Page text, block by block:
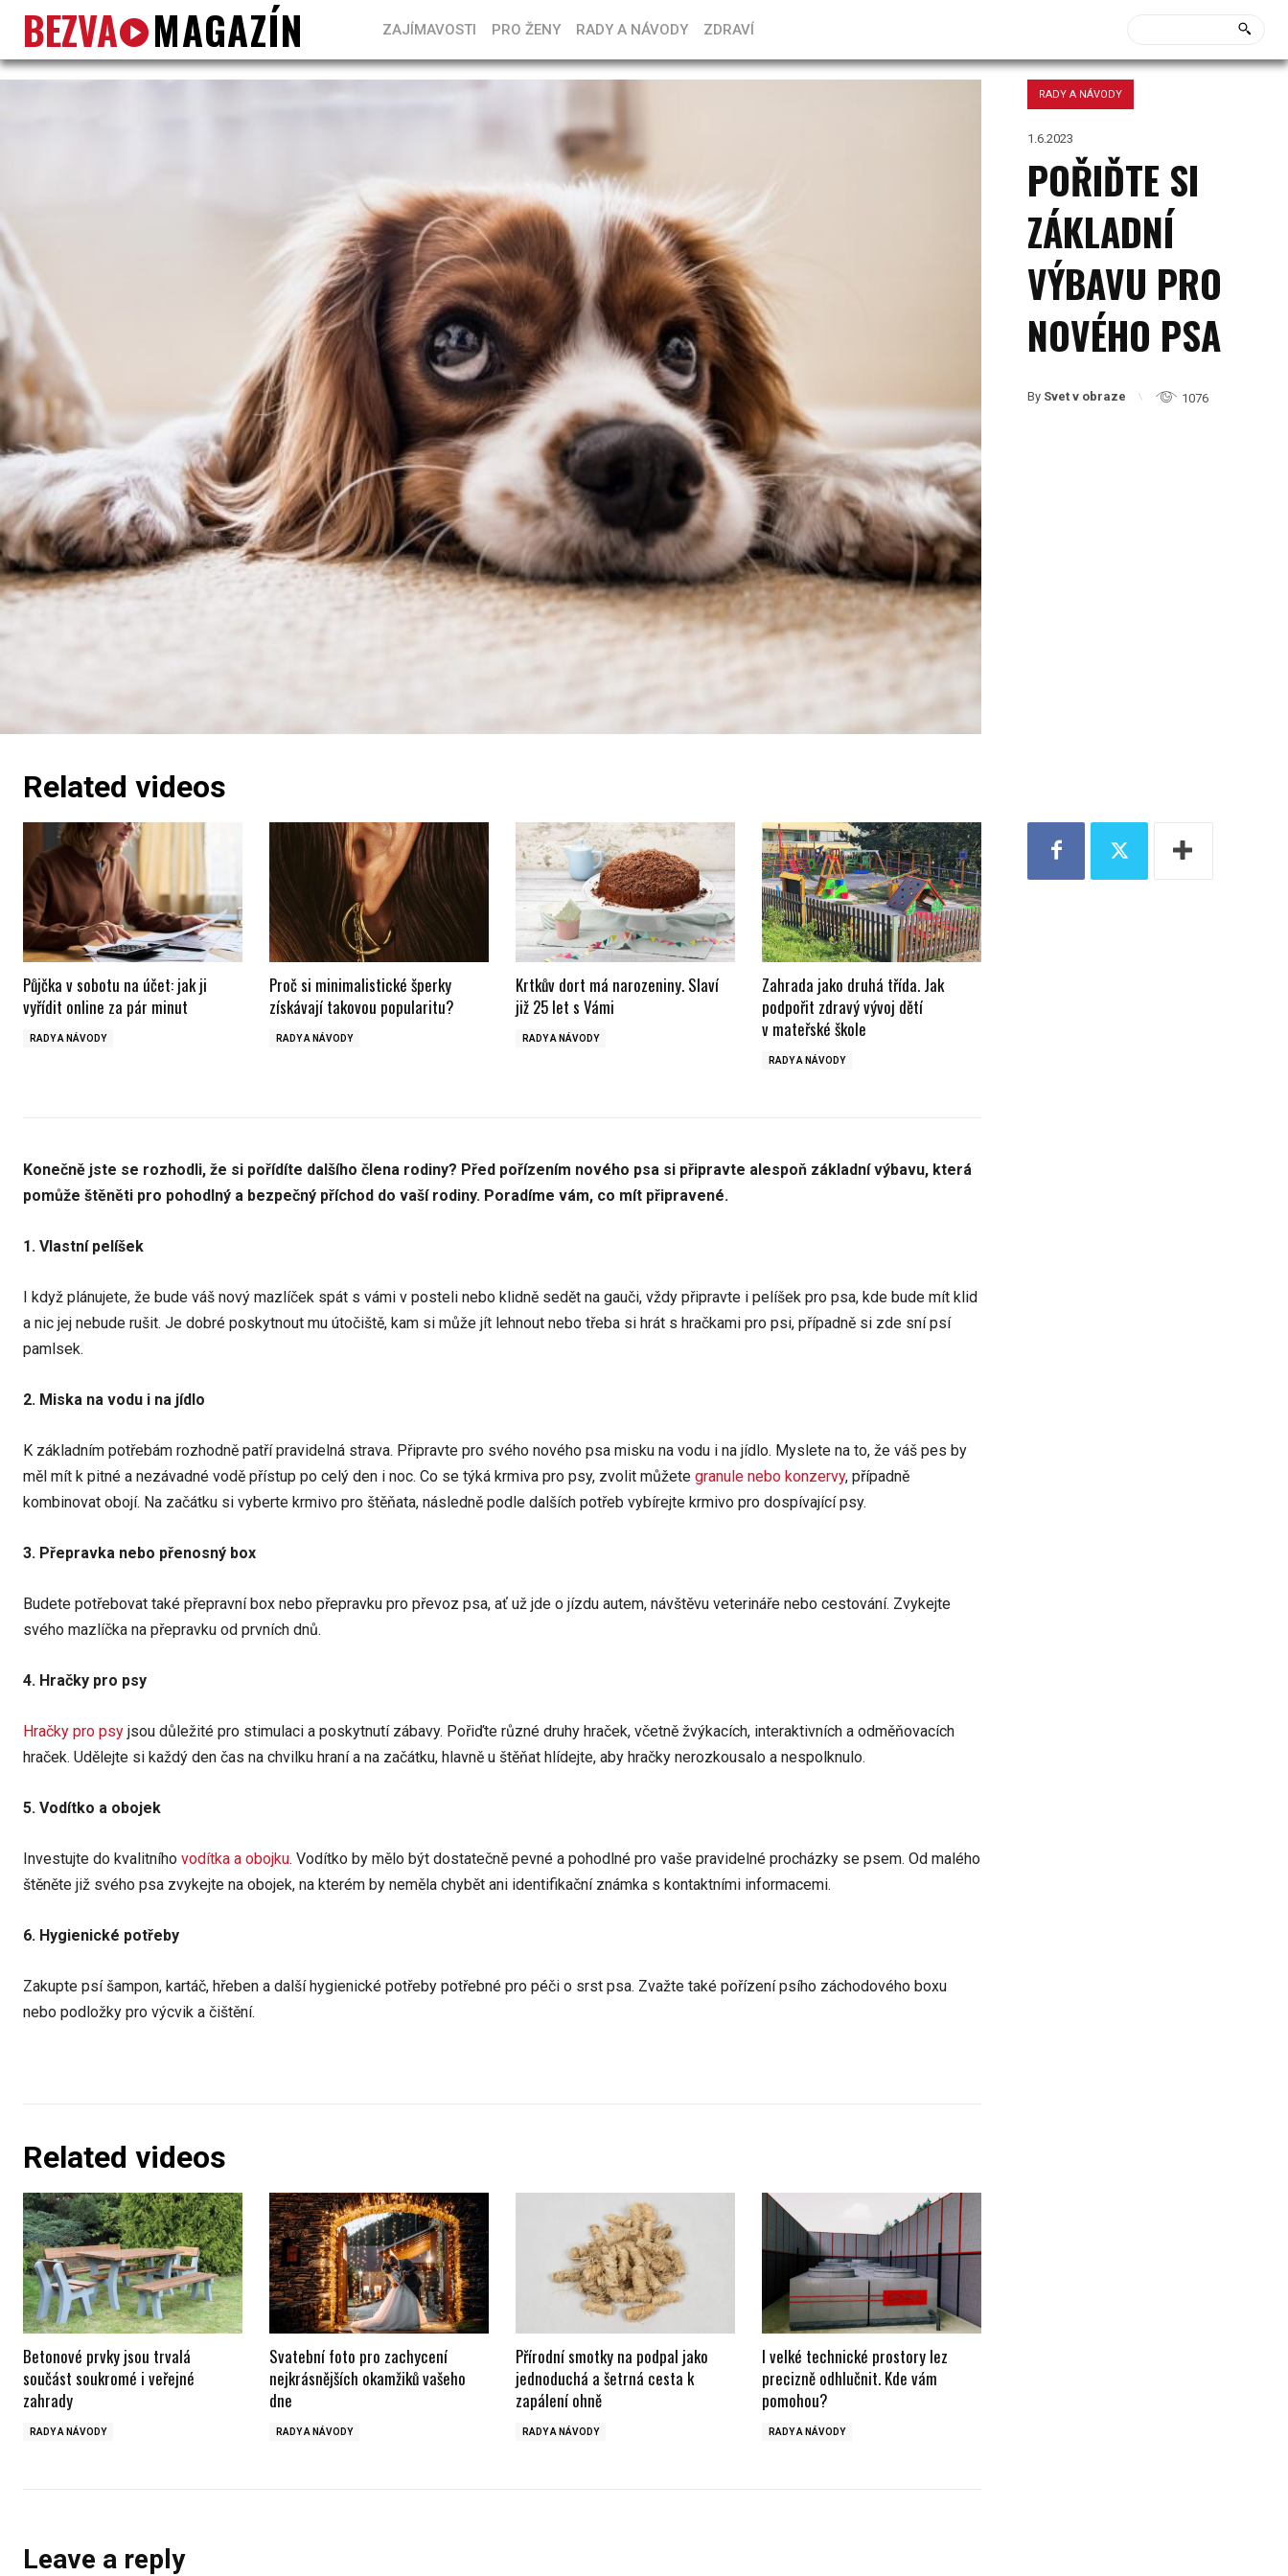
BEZVA MAGAZÍN ZAJÍMAVOSTI PRO ŽENY RADY A NÁVODY ZDRAVÍ
RADY A NÁVODY
1.6.2023
POŘIĎTE SI
ZÁKLADNÍ
VÝBAVU PRO
NOVÉHO PSA
By Svet v obraze 1076
Related videos
Půjčka v sobotu na účet: jak ji
vyřídit online za pár minut
RADY A NÁVODY
Proč si minimalistické šperky
získávají takovou popularitu?
RADY A NÁVODY
Krtkův dort má narozeniny. Slaví
již 25 let s Vámi
RADY A NÁVODY
Zahrada jako druhá třída. Jak
podpořit zdravý vývoj dětí
v mateřské škole
RADY A NÁVODY
Konečně jste se rozhodli, že si pořídíte dalšího člena rodiny? Před pořízením nového psa si připravte alespoň základní výbavu, která
pomůže štěněti pro pohodlný a bezpečný příchod do vaší rodiny. Poradíme vám, co mít připravené.
1. Vlastní pelíšek
I když plánujete, že bude váš nový mazlíček spát s vámi v posteli nebo klidně sedět na gauči, vždy připravte i pelíšek pro psa, kde bude mít klid
a nic jej nebude rušit. Je dobré poskytnout mu útočiště, kam si může jít lehnout nebo třeba si hrát s hračkami pro psi, případně si zde sní psí
pamlsek.
2. Miska na vodu i na jídlo
K základním potřebám rozhodně patří pravidelná strava. Připravte pro svého nového psa misku na vodu i na jídlo. Myslete na to, že váš pes by
měl mít k pitné a nezávadné vodě přístup po celý den i noc. Co se týká krmiva pro psy, zvolit můžete granule nebo konzervy, případně
kombinovat obojí. Na začátku si vyberte krmivo pro štěňata, následně podle dalších potřeb vybírejte krmivo pro dospívající psy.
3. Přepravka nebo přenosný box
Budete potřebovat také přepravní box nebo přepravku pro převoz psa, ať už jde o jízdu autem, návštěvu veterináře nebo cestování. Zvykejte
svého mazlíčka na přepravku od prvních dnů.
4. Hračky pro psy
Hračky pro psy jsou důležité pro stimulaci a poskytnutí zábavy. Pořiďte různé druhy hraček, včetně žvýkacích, interaktivních a odměňovacích
hraček. Udělejte si každý den čas na chvilku hraní a na začátku, hlavně u štěňat hlídejte, aby hračky nerozkousalo a nespolknulo.
5. Vodítko a obojek
Investujte do kvalitního vodítka a obojku. Vodítko by mělo být dostatečně pevné a pohodlné pro vaše pravidelné procházky se psem. Od malého
štěněte již svého psa zvykejte na obojek, na kterém by neměla chybět ani identifikační známka s kontaktními informacemi.
6. Hygienické potřeby
Zakupte psí šampon, kartáč, hřeben a další hygienické potřeby potřebné pro péči o srst psa. Zvažte také pořízení psího záchodového boxu
nebo podložky pro výcvik a čištění.
Related videos
Betonové prvky jsou trvalá
součást soukromé i veřejné
zahrady
RADY A NÁVODY
Svatební foto pro zachycení
nejkrásnějších okamžiků vašeho
dne
RADY A NÁVODY
Přírodní smotky na podpal jako
jednoduchá a šetrná cesta k
zapálení ohně
RADY A NÁVODY
I velké technické prostory lez
precizně odhlučnit. Kde vám
pomohou?
RADY A NÁVODY
Leave a reply